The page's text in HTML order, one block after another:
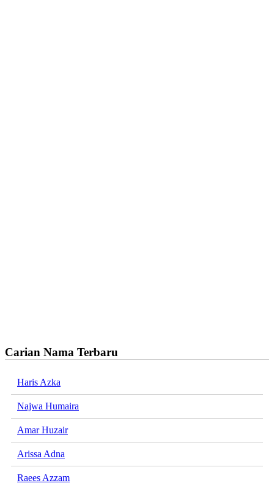
Carian Nama Terbaru
Haris Azka
Najwa Humaira
Amar Huzair
Arissa Adna
Raees Azzam